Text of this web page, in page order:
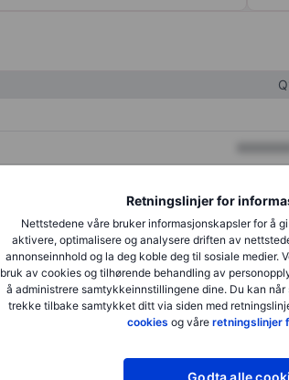
Retningslinjer for
Nettstedene våre bruker informasjonskapsler for å
aktivere, optimalisere og analysere driften av
annonseinnhold og la deg koble deg til sosiale medier.
bruk av cookies og tilhørende behandling av
å administrere samtykkeinnstillingene dine. Du kan
trekke tilbake samtykket ditt via siden med
cookies og våre retningslinjer
Godta alle